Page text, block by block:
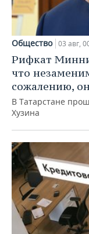
Общество 03 авг,
Рифкат
что
сожалению,
В Татарстане
Хузина